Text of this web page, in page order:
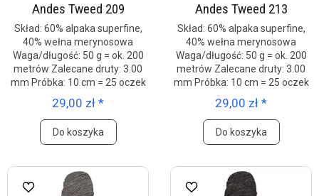
Andes Tweed 209
Skład: 60% alpaka superfine,
40% wełna merynosowa
Waga/długość: 50 g = ok. 200
metrów Zalecane druty: 3.00
mm Próbka: 10 cm = 25 oczek
29,00 zł *
Do koszyka
Andes Tweed 213
Skład: 60% alpaka superfine,
40% wełna merynosowa
Waga/długość: 50 g = ok. 200
metrów Zalecane druty: 3.00
mm Próbka: 10 cm = 25 oczek
29,00 zł *
Do koszyka